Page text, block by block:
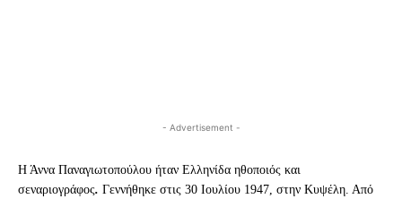
- Advertisement -
Η Άννα Παναγιωτοπούλου ήταν Ελληνίδα ηθοποιός και
σεναριογράφος. Γεννήθηκε στις 30 Ιουλίου 1947, στην Κυψέλη. Από